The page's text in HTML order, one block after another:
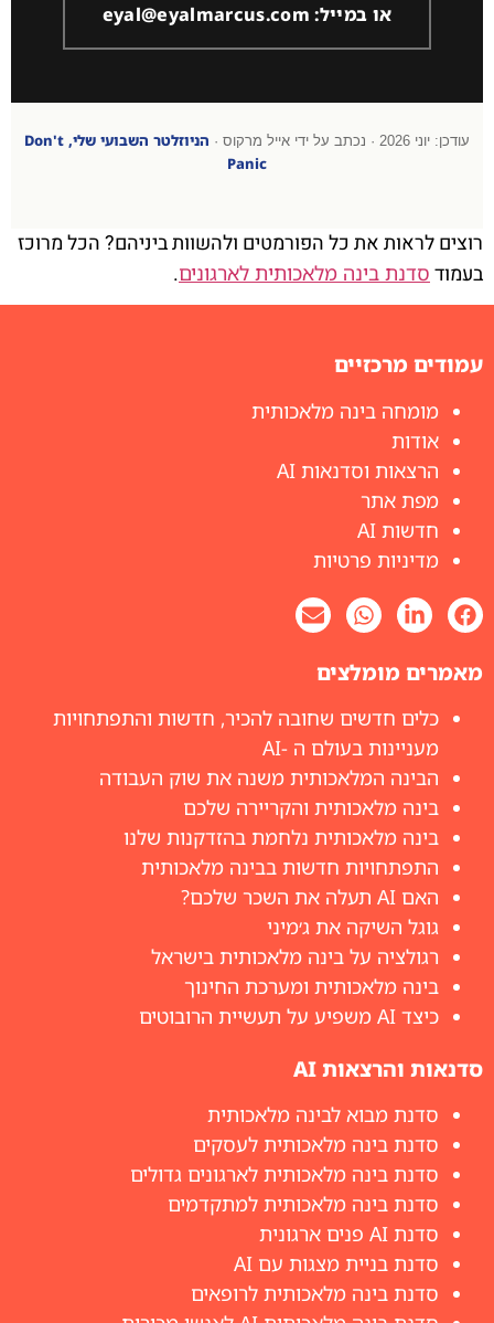
או במייל: eyal@eyalmarcus.com
עודכן: יוני 2026 · נכתב על ידי אייל מרקוס ·
הניוזלטר השבועי שלי, Don't
Panic
רוצים לראות את כל הפורמטים ולהשוות ביניהם? הכל מרוכז
בעמוד סדנת בינה מלאכותית לארגונים.
עמודים מרכזיים
מומחה בינה מלאכותית
אודות
הרצאות וסדנאות AI
מפת אתר
חדשות AI
מדיניות פרטיות
מאמרים מומלצים
כלים חדשים שחובה להכיר, חדשות והתפתחויות
מעניינות בעולם ה -AI
הבינה המלאכותית משנה את שוק העבודה
בינה מלאכותית והקריירה שלכם
בינה מלאכותית נלחמת בהזדקנות שלנו
התפתחויות חדשות בבינה מלאכותית
האם AI תעלה את השכר שלכם?
גוגל השיקה את ג׳מיני
רגולציה על בינה מלאכותית בישראל
בינה מלאכותית ומערכת החינוך
כיצד AI משפיע על תעשיית הרובוטים
סדנאות והרצאות AI
סדנת מבוא לבינה מלאכותית
סדנת בינה מלאכותית לעסקים
סדנת בינה מלאכותית לארגונים גדולים
סדנת בינה מלאכותית למתקדמים
סדנת AI פנים ארגונית
סדנת בניית מצגות עם AI
סדנת בינה מלאכותית לרופאים